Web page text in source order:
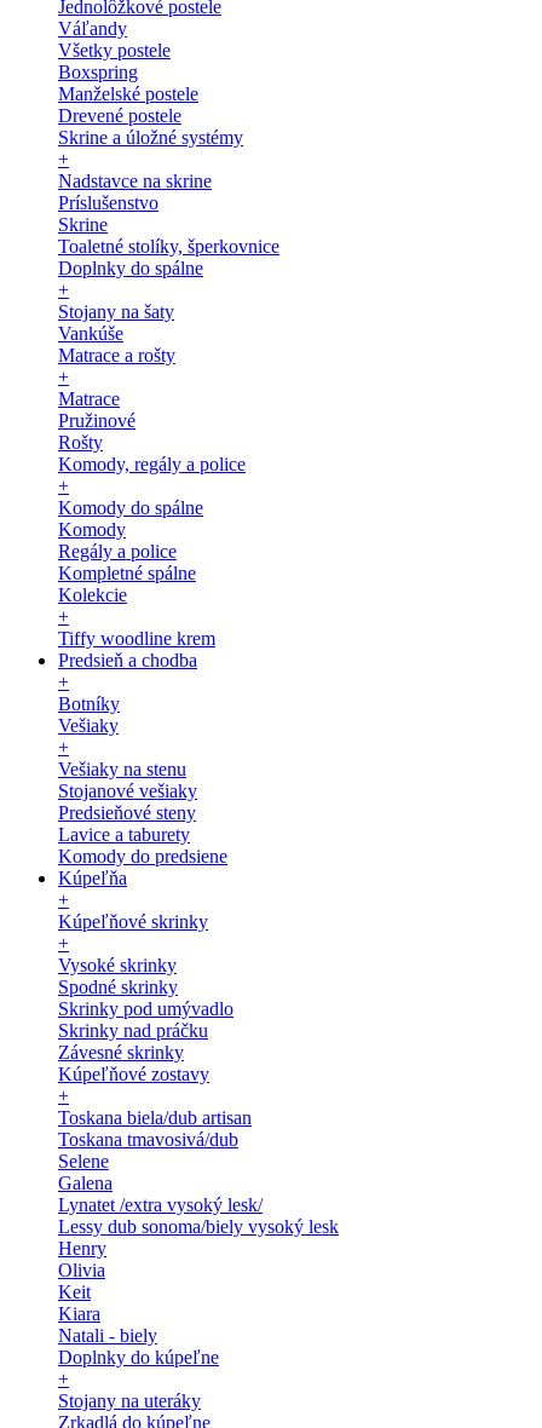
Jednolôžkové postele
Váľandy
Všetky postele
Boxspring
Manželské postele
Drevené postele
Skrine a úložné systémy
+
Nadstavce na skrine
Príslušenstvo
Skrine
Toaletné stolíky, šperkovnice
Doplnky do spálne
+
Stojany na šaty
Vankúše
Matrace a rošty
+
Matrace
Pružinové
Rošty
Komody, regály a police
+
Komody do spálne
Komody
Regály a police
Kompletné spálne
Kolekcie
+
Tiffy woodline krem
Predsieň a chodba
+
Botníky
Vešiaky
+
Vešiaky na stenu
Stojanové vešiaky
Predsieňové steny
Lavice a taburety
Komody do predsiene
Kúpeľňa
+
Kúpeľňové skrinky
+
Vysoké skrinky
Spodné skrinky
Skrinky pod umývadlo
Skrinky nad práčku
Závesné skrinky
Kúpeľňové zostavy
+
Toskana biela/dub artisan
Toskana tmavosivá/dub
Selene
Galena
Lynatet /extra vysoký lesk/
Lessy dub sonoma/biely vysoký lesk
Henry
Olivia
Keit
Kiara
Natali - biely
Doplnky do kúpeľne
+
Stojany na uteráky
Zrkadlá do kúpeľne